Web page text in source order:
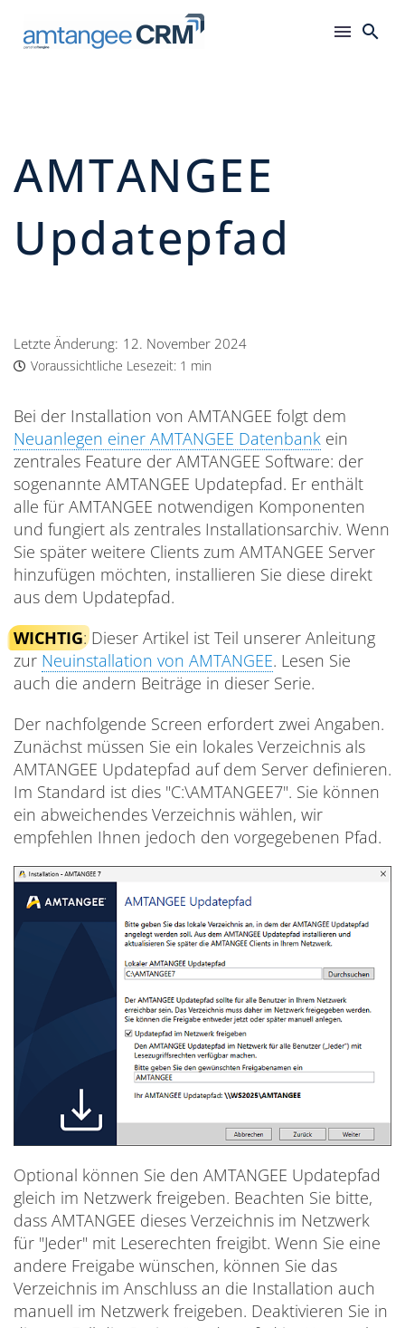
AMTANGEE
Updatepfad
Letzte Änderung: 12. November 2024
Voraussichtliche Lesezeit: 1 min
Bei der Installation von AMTANGEE folgt dem
Neuanlegen einer AMTANGEE Datenbank ein
zentrales Feature der AMTANGEE Software: der
sogenannte AMTANGEE Updatepfad. Er enthält
alle für AMTANGEE notwendigen Komponenten
und fungiert als zentrales Installationsarchiv. Wenn
Sie später weitere Clients zum AMTANGEE Server
hinzufügen möchten, installieren Sie diese direkt
aus dem Updatepfad.
WICHTIG: Dieser Artikel ist Teil unserer Anleitung
zur Neuinstallation von AMTANGEE. Lesen Sie
auch die andern Beiträge in dieser Serie.
Der nachfolgende Screen erfordert zwei Angaben.
Zunächst müssen Sie ein lokales Verzeichnis als
AMTANGEE Updatepfad auf dem Server definieren.
Im Standard ist dies "C:\AMTANGEE7". Sie können
ein abweichendes Verzeichnis wählen, wir
empfehlen Ihnen jedoch den vorgegebenen Pfad.
Optional können Sie den AMTANGEE Updatepfad
gleich im Netzwerk freigeben. Beachten Sie bitte,
dass AMTANGEE dieses Verzeichnis im Netzwerk
für "Jeder" mit Leserechten freigibt. Wenn Sie eine
andere Freigabe wünschen, können Sie das
Verzeichnis im Anschluss an die Installation auch
manuell im Netzwerk freigeben. Deaktivieren Sie in